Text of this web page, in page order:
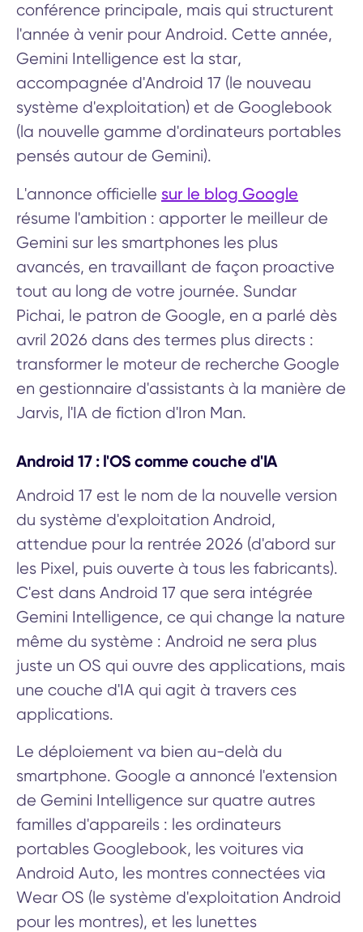
conférence principale, mais qui structurent
l'année à venir pour Android. Cette année,
Gemini Intelligence est la star,
accompagnée d'Android 17 (le nouveau
système d'exploitation) et de Googlebook
(la nouvelle gamme d'ordinateurs portables
pensés autour de Gemini).
L'annonce officielle sur le blog Google
résume l'ambition : apporter le meilleur de
Gemini sur les smartphones les plus
avancés, en travaillant de façon proactive
tout au long de votre journée. Sundar
Pichai, le patron de Google, en a parlé dès
avril 2026 dans des termes plus directs :
transformer le moteur de recherche Google
en gestionnaire d'assistants à la manière de
Jarvis, l'IA de fiction d'Iron Man.
Android 17 : l'OS comme couche d'IA
Android 17 est le nom de la nouvelle version
du système d'exploitation Android,
attendue pour la rentrée 2026 (d'abord sur
les Pixel, puis ouverte à tous les fabricants).
C'est dans Android 17 que sera intégrée
Gemini Intelligence, ce qui change la nature
même du système : Android ne sera plus
juste un OS qui ouvre des applications, mais
une couche d'IA qui agit à travers ces
applications.
Le déploiement va bien au-delà du
smartphone. Google a annoncé l'extension
de Gemini Intelligence sur quatre autres
familles d'appareils : les ordinateurs
portables Googlebook, les voitures via
Android Auto, les montres connectées via
Wear OS (le système d'exploitation Android
pour les montres), et les lunettes